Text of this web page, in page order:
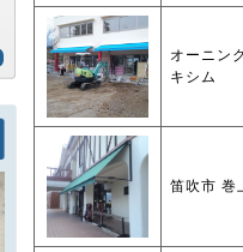
オーニ
キシム
笛吹市